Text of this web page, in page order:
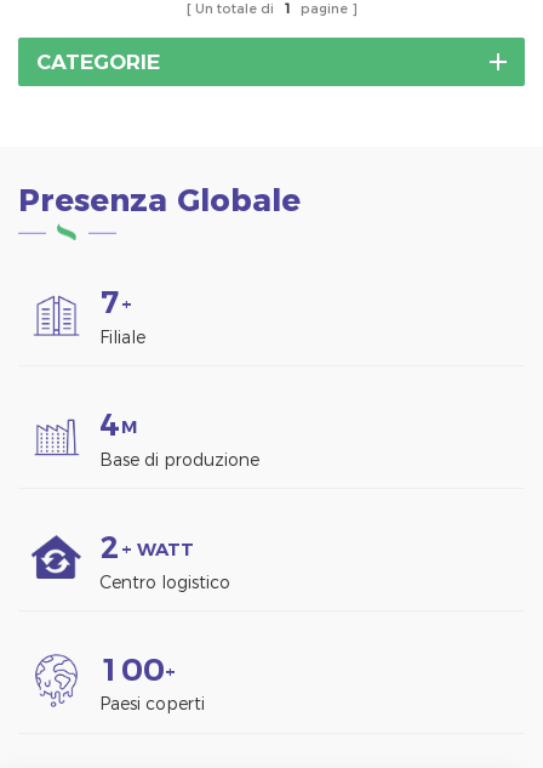
commerciali e di servizio.
Un totale di 1 pagine
CATEGORIE
Presenza Globale
7+
Filiale
4M
Base di produzione
2 + WATT
Centro logistico
1 00+
Paesi coperti